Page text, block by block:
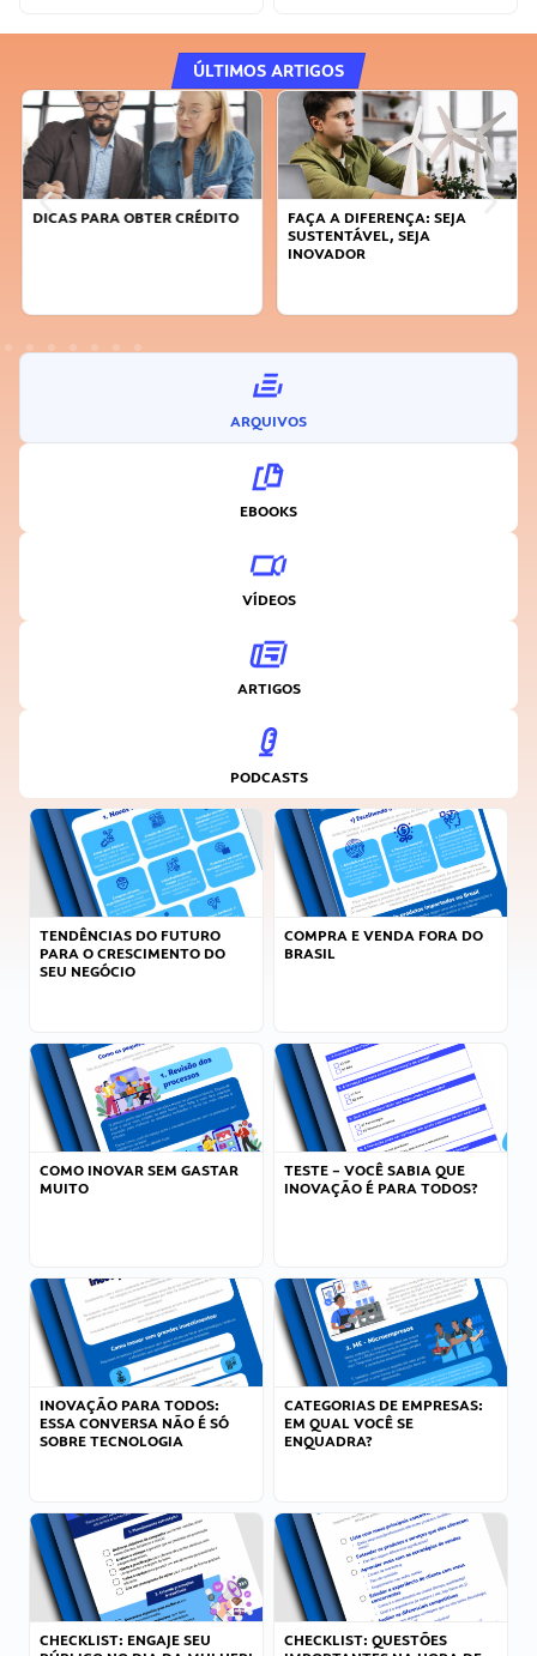
ÚLTIMOS ARTIGOS
DICAS PARA OBTER CRÉDITO
FAÇA A DIFERENÇA: SEJA
SUSTENTÁVEL, SEJA
INOVADOR
ARQUIVOS
EBOOKS
VÍDEOS
ARTIGOS
PODCASTS
TENDÊNCIAS DO FUTURO
PARA O CRESCIMENTO DO
SEU NEGÓCIO
COMPRA E VENDA FORA DO
BRASIL
COMO INOVAR SEM GASTAR
MUITO
TESTE – VOCÊ SABIA QUE
INOVAÇÃO É PARA TODOS?
INOVAÇÃO PARA TODOS:
ESSA CONVERSA NÃO É SÓ
SOBRE TECNOLOGIA
CATEGORIAS DE EMPRESAS:
EM QUAL VOCÊ SE
ENQUADRA?
CHECKLIST: ENGAJE SEU
CHECKLIST: QUESTÕES